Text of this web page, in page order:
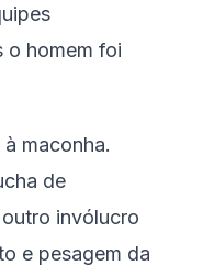
o homem foi
maconha.
de
invólucro
e pesagem da